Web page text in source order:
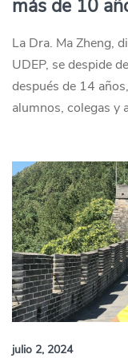
más de 10
La Dra. Ma Zheng,
UDEP, se despide
después de 14
alumnos, colegas y
julio 2, 2024